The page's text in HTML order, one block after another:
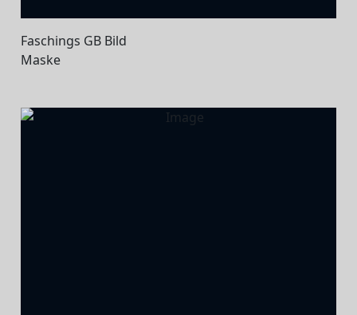
Faschings GB Bild
Maske